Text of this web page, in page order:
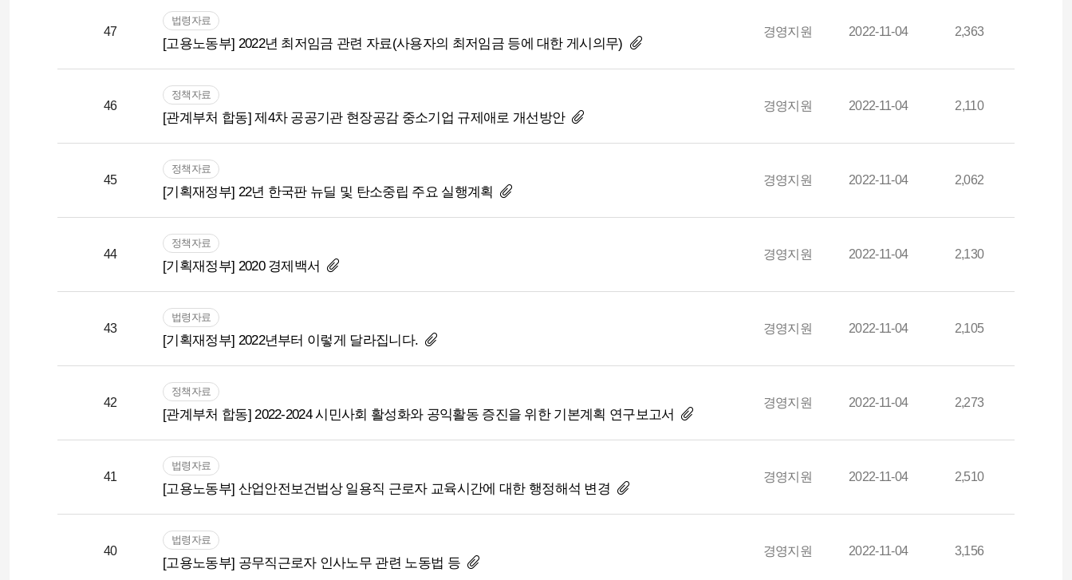
47
법령자료
[고용노동부] 2022년 최저임금 관련 자료(사용자의 최저임금 등에 대한 게시의무)
경영지원 2022-11-04 2,363
46
정책자료
[관계부처 합동] 제4차 공공기관 현장공감 중소기업 규제애로 개선방안
경영지원 2022-11-04 2,110
45
정책자료
[기획재정부] 22년 한국판 뉴딜 및 탄소중립 주요 실행계획
경영지원 2022-11-04 2,062
44
정책자료
[기획재정부] 2020 경제백서
경영지원 2022-11-04 2,130
43
법령자료
[기획재정부] 2022년부터 이렇게 달라집니다.
경영지원 2022-11-04 2,105
42
정책자료
[관계부처 합동] 2022-2024 시민사회 활성화와 공익활동 증진을 위한 기본계획 연구보고서
경영지원 2022-11-04 2,273
41
법령자료
[고용노동부] 산업안전보건법상 일용직 근로자 교육시간에 대한 행정해석 변경
경영지원 2022-11-04 2,510
40
법령자료
[고용노동부] 공무직근로자 인사노무 관련 노동법 등
경영지원 2022-11-04 3,156